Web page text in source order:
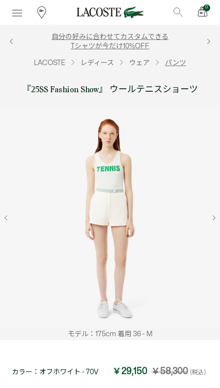
0
自分の好みに合わせてカスタムできる
Tシャツが今だけ10%OFF
LACOSTE レディース ウェア パンツ
『25SS Fashion Show』 ウールテニスショーツ
モデル：175cm 着用 36 - M
カラー： オフホワイト - 70V ￥29,150 ￥58,300 (税込)